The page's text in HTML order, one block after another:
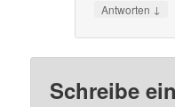
Antworten ↓
Schreibe